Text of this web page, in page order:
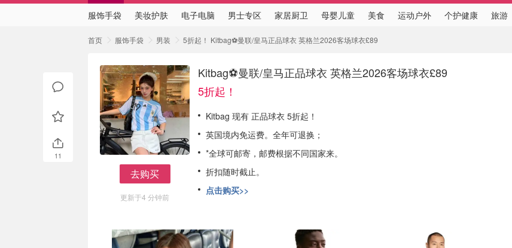
服饰手袋 美妆护肤 电子电脑 男士专区 家居厨卫 母婴儿童 美食 运动户外 个护健康 旅游
首页 服饰手袋 男装 5折起！ Kitbag⚽️曼联/皇马正品球衣 英格兰2026客场球衣£89
去购买
更新于4 分钟前
Kitbag⚽️曼联/皇马正品球衣 英格兰2026客场球衣£89
5折起！
Kitbag 现有 正品球衣 5折起！
英国境内免运费。全年可退换；
*全球可邮寄，邮费根据不同国家来。
折扣随时截止。
点击购买>>
11